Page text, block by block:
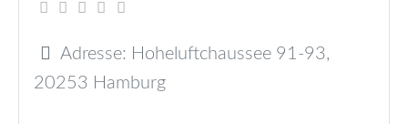
Adresse: Hoheluftchaussee 91-93,
20253 Hamburg